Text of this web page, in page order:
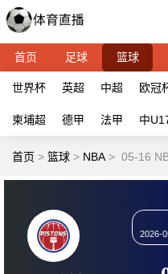
首页 足球 篮球
世界杯 英超 中超 欧冠
柬埔超 德甲 法甲 中
首页 > 篮球 > NBA > 05-16